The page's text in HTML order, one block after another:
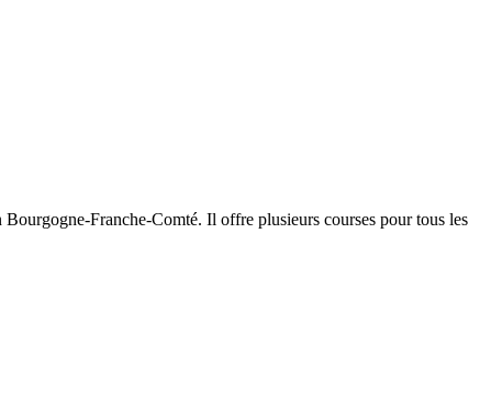
Franche-Comté. Il offre plusieurs courses pour tous les